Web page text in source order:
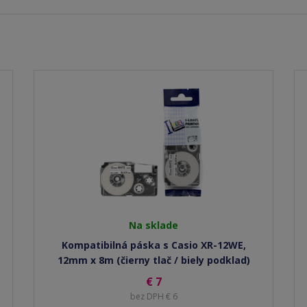
Na sklade
Kompatibilná páska s Casio XR-12WE,
12mm x 8m (čierny tlač / biely podklad)
€ 7
bez DPH € 6